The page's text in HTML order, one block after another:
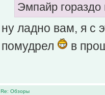
Эмпайр гораздо
ну ладно вам, я с
помудрел
в
Re: Обзоры